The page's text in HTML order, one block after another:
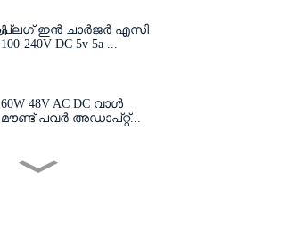
പ്ലഗ് ഇൻ ചാർജർ എസി
100-240V DC 5v 5a ...
60W 48V AC DC വാൾ
മൗണ്ട് പവർ അഡാപ്റ്റ്...
പരസ്പരം മാറ്റാവുന്ന